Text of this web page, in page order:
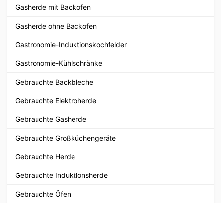
Gasherde mit Backofen
Gasherde ohne Backofen
Gastronomie-Induktionskochfelder
Gastronomie-Kühlschränke
Gebrauchte Backbleche
Gebrauchte Elektroherde
Gebrauchte Gasherde
Gebrauchte Großküchengeräte
Gebrauchte Herde
Gebrauchte Induktionsherde
Gebrauchte Öfen